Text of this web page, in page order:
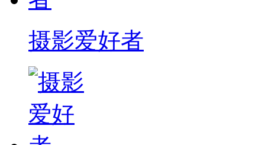
摄影爱好者